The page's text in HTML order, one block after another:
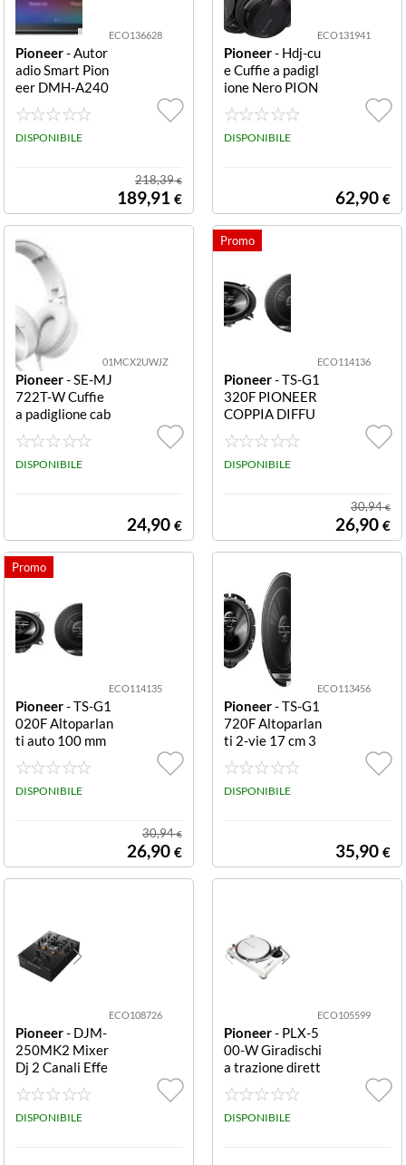
ECO136628
Pioneer- Autor
adio Smart Pion
eer DMH-A240
DAB 2 Din PIO
NEER MONITO
R DMH-A240D
B BLUETOOTH
SLIM
DISPONIBILE
218,39€
189,91 €
ECO131941
Pioneer- Hdj-cu
e Cuffie a padigl
ione Nero PION
EER CUFFIA DJ
HDJ-CUE1PIO
NEER DJ HDJ-C
DISPONIBILE
62,90 €
01MCX2UWJZ
Pioneer- SE-MJ
722T-W Cuffie
a padiglione cab
late Bianco SE-
MJ722T-W Cuf
fia e auricolare
DISPONIBILE
24,90 €
ECO114136
Pioneer- TS-G1
320F PIONEER
COPPIA DIFFU
S. TS-G1320F 1
3CMDIFFUSOR
I COASSIALI A
DISPONIBILE
30,94€
26,90 €
ECO114135
Pioneer- TS-G1
020F Altoparlan
ti auto 100 mm
210 W PIONEE
R COPPIA DIFF
US. TS-G1020FI
DISPONIBILE
30,94€
26,90 €
ECO113456
Pioneer- TS-G1
720F Altoparlan
ti 2-vie 17 cm 3
00W CASSE CA
R 300W COASS
IALI 2VIE DA 1
DISPONIBILE
35,90 €
ECO108726
Pioneer- DJM-
250MK2 Mixer
Dj 2 Canali Effe
cts PIONEER D
JM-250 MK2 M
IXER 2CHPION
DISPONIBILE
ECO105599
Pioneer- PLX-5
00-W Giradischi
a trazione dirett
a USB Bianco PI
ONEER GIRADI
SCHI PLX-500
DISPONIBILE